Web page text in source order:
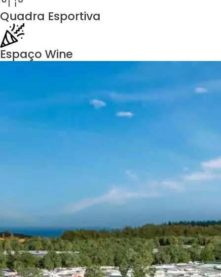
Quadra Esportiva
Espaço Wine